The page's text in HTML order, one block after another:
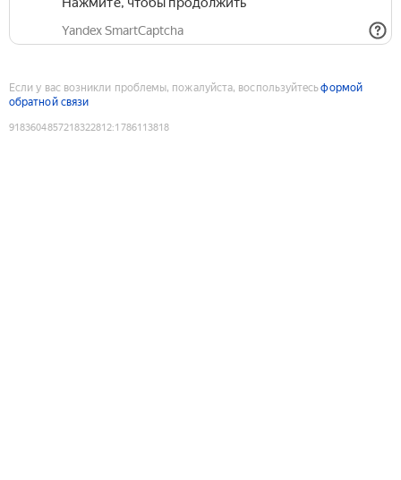
Yandex SmartCaptcha
Если у вас возникли проблемы, пожалуйста, воспользуйтесьформой
обратной связи
9183604857218322812:1786113818